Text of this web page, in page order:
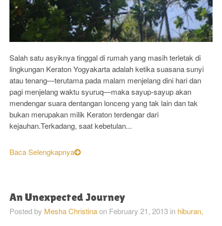
Salah satu asyiknya tinggal di rumah yang masih terletak di
lingkungan Keraton Yogyakarta adalah ketika suasana sunyi
atau tenang―terutama pada malam menjelang dini hari dan
pagi menjelang waktu syuruq―maka sayup-sayup akan
mendengar suara dentangan lonceng yang tak lain dan tak
bukan merupakan milik Keraton terdengar dari
kejauhan.Terkadang, saat kebetulan...
Baca Selengkapnya
An Unexpected Journey
Posted by Mesha Christina on February 21, 2013 in hiburan,